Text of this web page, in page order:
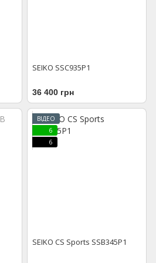
SEIKO SSC935P1
36 400 грн
ВІДЕО
6
6
SEIKO CS Sports SSB345P1